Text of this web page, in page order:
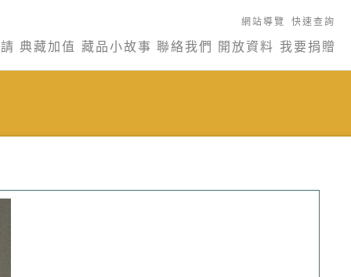
網站導覽 快速查詢
典藏加值 藏品小故事 聯絡我們 開放資料 我要捐贈